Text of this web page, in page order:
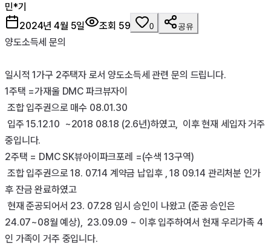
민*기
2024년 4월 5일
조회 59 0 공유
양도소득세 문의
일시적 1가구 2주택자 로서 양도소득세 관련 문의 드립니다.
1주택 =가재울 DMC 파크뷰자이
조합 입주권으로 매수 08.01.30
입주 15.12.10  ~2018 08.18 (2.6년)하였고,  이후 현재 세입자 거주
중입니다.
2주택 = DMC SK뷰아이파크포레 =(수색 13구역)
조합 입주권으로 18. 07.14 계약금 납입후 , 18 09.14 관리처분 인가
후 잔금 완료하였고
현재 준공되어서 23. 07.28 임시 승인이 나왔고 (준공 승인은
24.07~08월 예상),  23.09.09 ~ 이후 입주하여서 현재 우리가족 4
인 가족이 거주 중입니다.